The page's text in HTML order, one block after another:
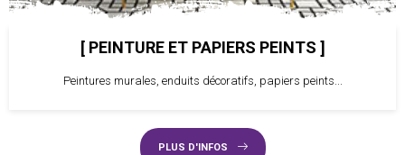
PEINTURE ET PAPIERS PEINTS
Peintures murales, enduits décoratifs, papiers peints...
PLUS D'INFOS